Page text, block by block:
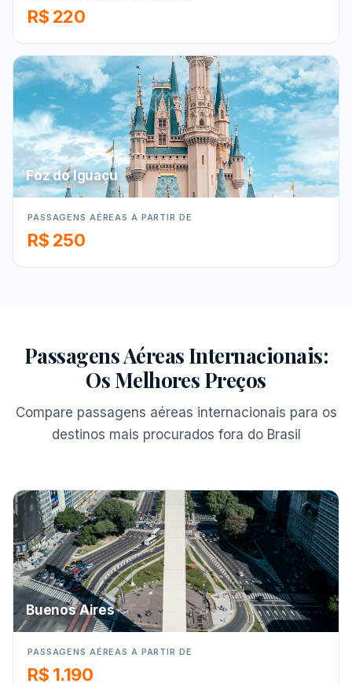
R$ 220
Foz do Iguaçu
PASSAGENS AÉREAS A PARTIR DE
R$ 250
Passagens Aéreas Internacionais:
Os Melhores Preços
Compare passagens aéreas internacionais para os
destinos mais procurados fora do Brasil
Buenos Aires
PASSAGENS AÉREAS A PARTIR DE
R$ 1.190